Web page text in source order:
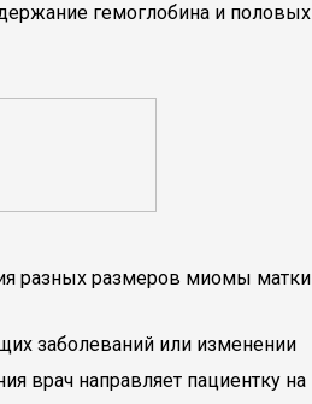
гемоглобина и половых
разных размеров миомы матки
заболеваний или изменении
врач направляет пациентку на